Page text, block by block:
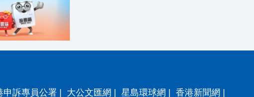
申訴專員公署 大公文匯網 星島環球網 香港新聞網